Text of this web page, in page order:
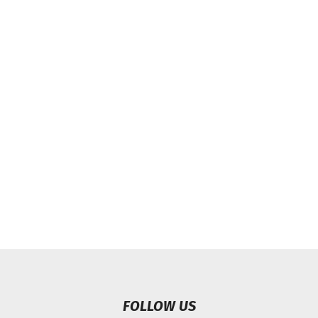
FOLLOW US